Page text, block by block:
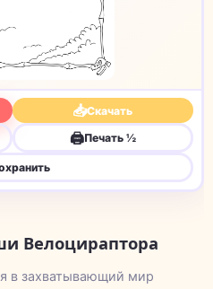
📥Скачать
🖨Печать ½
Велоцираптора
в захватывающий мир